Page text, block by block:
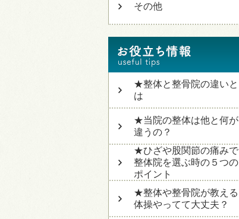
その他
★整体と整骨院の違いと
は
★当院の整体は他と何が
違うの？
★ひざや股関節の痛みで
整体院を選ぶ時の５つの
ポイント
★整体や整骨院が教える
体操やってて大丈夫？